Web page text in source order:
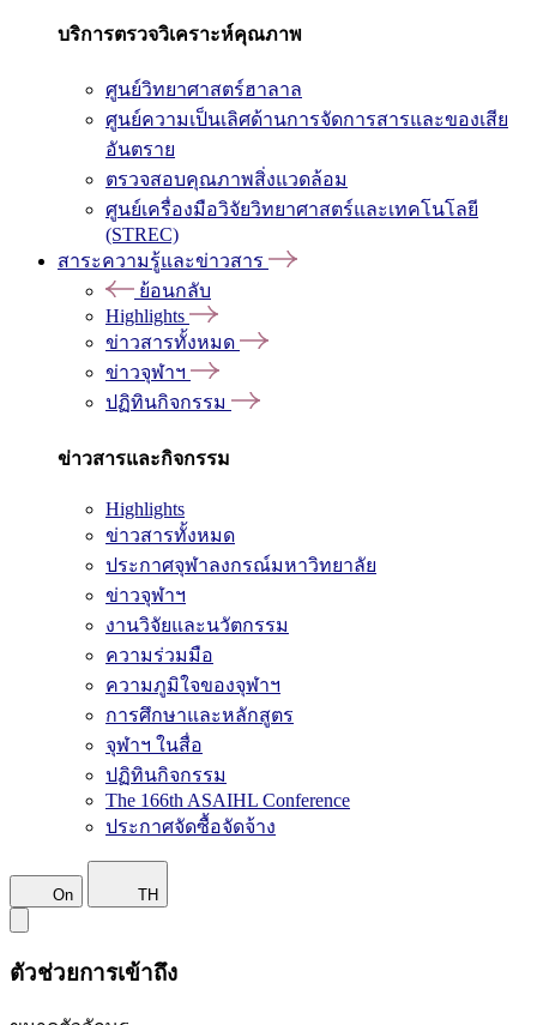
บริการตรวจวิเคราะห์คุณภาพ
ศูนย์วิทยาศาสตร์ฮาลาล
ศูนย์ความเป็นเลิศด้านการจัดการสารและของเสีย
อันตราย
ตรวจสอบคุณภาพสิ่งแวดล้อม
ศูนย์เครื่องมือวิจัยวิทยาศาสตร์และเทคโนโลยี
(STREC)
สาระความรู้และข่าวสาร
ย้อนกลับ
Highlights
ข่าวสารทั้งหมด
ข่าวจุฬาฯ
ปฏิทินกิจกรรม
ข่าวสารและกิจกรรม
Highlights
ข่าวสารทั้งหมด
ประกาศจุฬาลงกรณ์มหาวิทยาลัย
ข่าวจุฬาฯ
งานวิจัยและนวัตกรรม
ความร่วมมือ
ความภูมิใจของจุฬาฯ
การศึกษาและหลักสูตร
จุฬาฯ ในสื่อ
ปฏิทินกิจกรรม
The 166th ASAIHL Conference
ประกาศจัดซื้อจัดจ้าง
On TH
ตัวช่วยการเข้าถึง